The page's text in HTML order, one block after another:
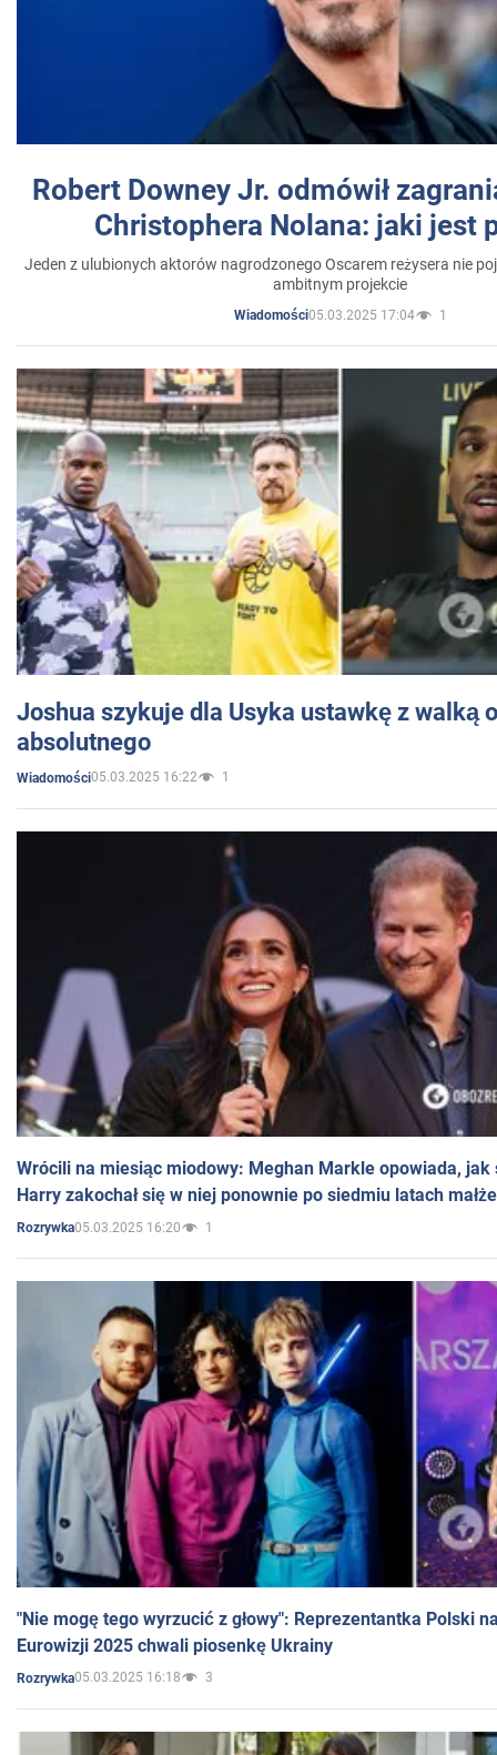
Robert Downey Jr. odmówił
Christophera Nolana: jaki jest
Jeden z ulubionych aktorów nagrodzonego Oscarem reżysera nie
ambitnym projekcie
Wiadomości05.03.2025 17:04 1
Joshua szykuje dla Usyka ustawkę z walką
absolutnego
Wiadomości05.03.2025 16:22 1
Wrócili na miesiąc miodowy: Meghan Markle opowiada, jak
Harry zakochał się w niej ponownie po siedmiu latach
Rozrywka05.03.2025 16:20 1
"Nie mogę tego wyrzucić z głowy": Reprezentantka Polski
Eurowizji 2025 chwali piosenkę Ukrainy
Rozrywka05.03.2025 16:18 3